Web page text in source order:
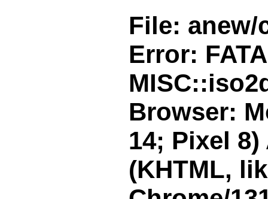
File: anew/
Error:
Browser:
14; Pixel
(KHTML,